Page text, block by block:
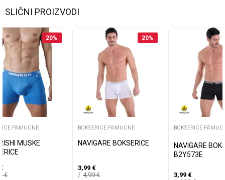
ovdje
SLIČNI PROIZVODI
20%
PAMUCNE
MUSKE
€
€
20%
BOKSERICE PAMUCNE
NAVIGARE BOKSERICE
3,99 €
4,99€
BOKSERICE
NAVIGARE
B2Y573E
3,99 €